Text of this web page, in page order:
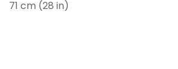
71 cm (28 in)